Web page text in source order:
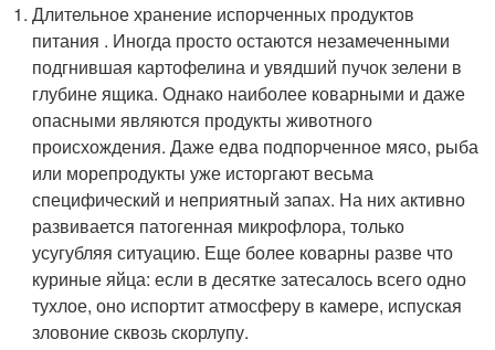
Длительное хранение испорченных продуктов
питания . Иногда просто остаются незамеченными
подгнившая картофелина и увядший пучок зелени в
глубине ящика. Однако наиболее коварными и даже
опасными являются продукты животного
происхождения. Даже едва подпорченное мясо, рыба
или морепродукты уже исторгают весьма
специфический и неприятный запах. На них активно
развивается патогенная микрофлора, только
усугубляя ситуацию. Еще более коварны разве что
куриные яйца: если в десятке затесалось всего одно
тухлое, оно испортит атмосферу в камере, испуская
зловоние сквозь скорлупу.